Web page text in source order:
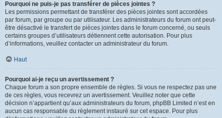
Pourquoi ne puis-je pas transférer de pièces jointes ?
Les permissions permettant de transférer des pièces jointes sont accordées
par forum, par groupe ou par utilisateur. Les administrateurs du forum ont peut-
être désactivé le transfert de pièces jointes dans le forum concerné, ou seuls
certains groupes d’utilisateurs détiennent cette autorisation. Pour plus
d’informations, veuillez contacter un administrateur du forum.
Haut
Pourquoi ai-je reçu un avertissement ?
Chaque forum a son propre ensemble de règles. Si vous ne respectez pas une
de ces règles, vous recevrez un avertissement. Veuillez noter que cette
décision n’appartient qu’aux administrateurs du forum, phpBB Limited n’est en
aucun cas responsable du règlement instauré sur cet espace. Pour plus